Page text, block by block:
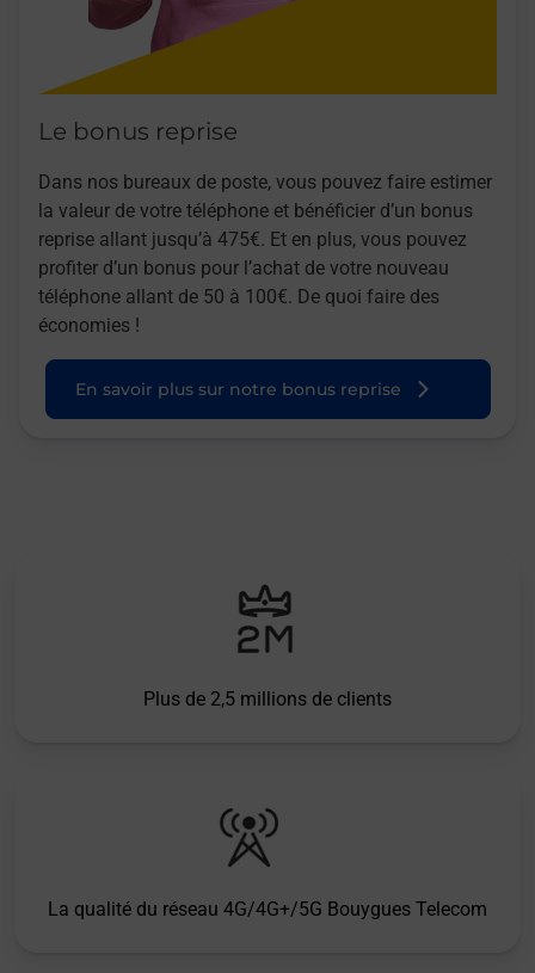
Le bonus reprise
Dans nos bureaux de poste, vous pouvez faire estimer
la valeur de votre téléphone et bénéficier d’un bonus
reprise allant jusqu’à 475€. Et en plus, vous pouvez
profiter d’un bonus pour l’achat de votre nouveau
téléphone allant de 50 à 100€. De quoi faire des
économies !
En savoir plus sur notre bonus reprise
Plus de 2,5 millions de clients
La qualité du réseau 4G/4G+/5G Bouygues Telecom